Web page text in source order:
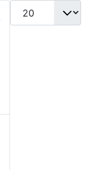
Visualizza #